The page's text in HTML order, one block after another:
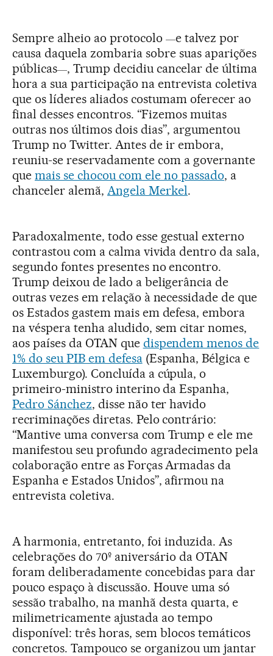
Sempre alheio ao protocolo —e talvez por
causa daquela zombaria sobre suas aparições
públicas—, Trump decidiu cancelar de última
hora a sua participação na entrevista coletiva
que os líderes aliados costumam oferecer ao
final desses encontros. “Fizemos muitas
outras nos últimos dois dias”, argumentou
Trump no Twitter. Antes de ir embora,
reuniu-se reservadamente com a governante
que mais se chocou com ele no passado, a
chanceler alemã, Angela Merkel.
Paradoxalmente, todo esse gestual externo
contrastou com a calma vivida dentro da sala,
segundo fontes presentes no encontro.
Trump deixou de lado a beligerância de
outras vezes em relação à necessidade de que
os Estados gastem mais em defesa, embora
na véspera tenha aludido, sem citar nomes,
aos países da OTAN que dispendem menos de
1% do seu PIB em defesa(Espanha, Bélgica e
Luxemburgo). Concluída a cúpula, o
primeiro-ministro interino da Espanha,
Pedro Sánchez, disse não ter havido
recriminações diretas. Pelo contrário:
“Mantive uma conversa com Trump e ele me
manifestou seu profundo agradecimento pela
colaboração entre as Forças Armadas da
Espanha e Estados Unidos”, afirmou na
entrevista coletiva.
A harmonia, entretanto, foi induzida. As
celebrações do 70º aniversário da OTAN
foram deliberadamente concebidas para dar
pouco espaço à discussão. Houve uma só
sessão trabalho, na manhã desta quarta, e
milimetricamente ajustada ao tempo
disponível: três horas, sem blocos temáticos
concretos. Tampouco se organizou um jantar